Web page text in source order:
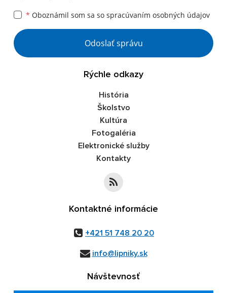
* Oboznámil som sa so spracúvaním osobných údajov
Google reCaptcha Response
Odoslať správu
Rýchle odkazy
História
Školstvo
Kultúra
Fotogaléria
Elektronické služby
Kontakty
Kontaktné informácie
+421 51 748 20 20
info@lipniky.sk
Návštevnosť